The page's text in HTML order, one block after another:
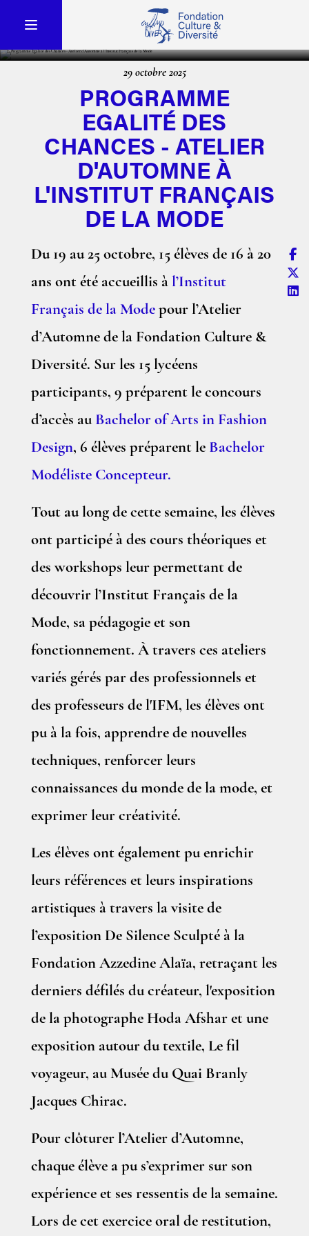
29 octobre 2025
PROGRAMME
EGALITÉ DES
CHANCES - ATELIER
D'AUTOMNE À
L'INSTITUT FRANÇAIS
DE LA MODE
Du 19 au 25 octobre, 15 élèves de 16 à 20
ans ont été accueillis à l’Institut
Français de la Modepour l’Atelier
d’Automne de la Fondation Culture &
Diversité. Sur les 15 lycéens
participants, 9 préparent le concours
d’accès au Bachelor of Arts in Fashion
Design, 6 élèves préparent le Bachelor
Modéliste Concepteur.
Tout au long de cette semaine, les élèves
ont participé à des cours théoriques et
des workshops leur permettant de
découvrir l’Institut Français de la
Mode, sa pédagogie et son
fonctionnement. À travers ces ateliers
variés gérés par des professionnels et
des professeurs de l'IFM, les élèves ont
pu à la fois, apprendre de nouvelles
techniques, renforcer leurs
connaissances du monde de la mode, et
exprimer leur créativité.
Les élèves ont également pu enrichir
leurs références et leurs inspirations
artistiques à travers la visite de
l’exposition De Silence Sculpté à la
Fondation Azzedine Alaïa, retraçant les
derniers défilés du créateur, l'exposition
de la photographe Hoda Afshar et une
exposition autour du textile, Le fil
voyageur, au Musée du Quai Branly
Jacques Chirac.
Pour clôturer l’Atelier d’Automne,
chaque élève a pu s’exprimer sur son
expérience et ses ressentis de la semaine.
Lors de cet exercice oral de restitution,